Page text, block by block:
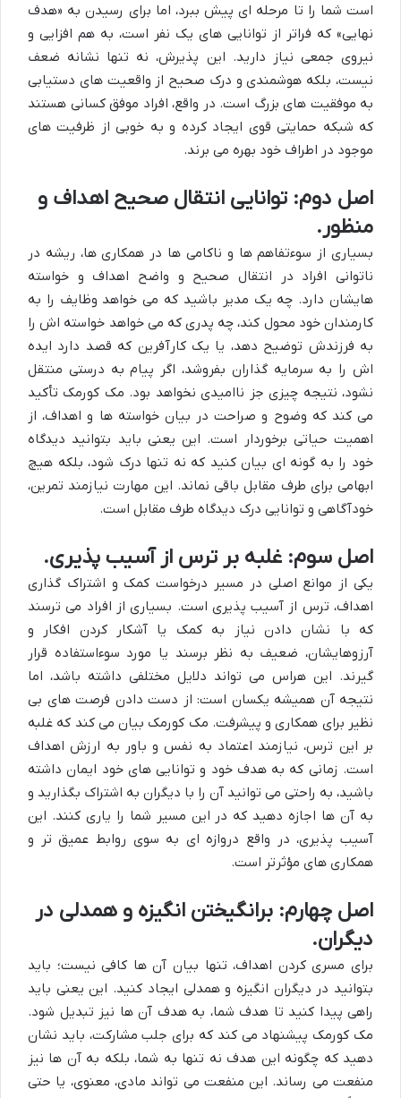
است شما را تا مرحله ای پیش ببرد، اما برای رسیدن به «هدف
نهایی» که فراتر از توانایی های یک نفر است، به هم افزایی و
نیروی جمعی نیاز دارید. این پذیرش، نه تنها نشانه ضعف
نیست، بلکه هوشمندی و درک صحیح از واقعیت های دستیابی
به موفقیت های بزرگ است. در واقع، افراد موفق کسانی هستند
که شبکه حمایتی قوی ایجاد کرده و به خوبی از ظرفیت های
موجود در اطراف خود بهره می برند.
اصل دوم: توانایی انتقال صحیح اهداف و
منظور.
بسیاری از سوءتفاهم ها و ناکامی ها در همکاری ها، ریشه در
ناتوانی افراد در انتقال صحیح و واضح اهداف و خواسته
هایشان دارد. چه یک مدیر باشید که می خواهد وظایف را به
کارمندان خود محول کند، چه پدری که می خواهد خواسته اش را
به فرزندش توضیح دهد، یا یک کارآفرین که قصد دارد ایده
اش را به سرمایه گذاران بفروشد، اگر پیام به درستی منتقل
نشود، نتیجه چیزی جز ناامیدی نخواهد بود. مک کورمک تأکید
می کند که وضوح و صراحت در بیان خواسته ها و اهداف، از
اهمیت حیاتی برخوردار است. این یعنی باید بتوانید دیدگاه
خود را به گونه ای بیان کنید که نه تنها درک شود، بلکه هیچ
ابهامی برای طرف مقابل باقی نماند. این مهارت نیازمند تمرین،
خودآگاهی و توانایی درک دیدگاه طرف مقابل است.
اصل سوم: غلبه بر ترس از آسیب پذیری.
یکی از موانع اصلی در مسیر درخواست کمک و اشتراک گذاری
اهداف، ترس از آسیب پذیری است. بسیاری از افراد می ترسند
که با نشان دادن نیاز به کمک یا آشکار کردن افکار و
آرزوهایشان، ضعیف به نظر برسند یا مورد سوءاستفاده قرار
گیرند. این هراس می تواند دلایل مختلفی داشته باشد، اما
نتیجه آن همیشه یکسان است: از دست دادن فرصت های بی
نظیر برای همکاری و پیشرفت. مک کورمک بیان می کند که غلبه
بر این ترس، نیازمند اعتماد به نفس و باور به ارزش اهداف
است. زمانی که به هدف خود و توانایی های خود ایمان داشته
باشید، به راحتی می توانید آن را با دیگران به اشتراک بگذارید و
به آن ها اجازه دهید که در این مسیر شما را یاری کنند. این
آسیب پذیری، در واقع دروازه ای به سوی روابط عمیق تر و
همکاری های مؤثرتر است.
اصل چهارم: برانگیختن انگیزه و همدلی در
دیگران.
برای مسری کردن اهداف، تنها بیان آن ها کافی نیست؛ باید
بتوانید در دیگران انگیزه و همدلی ایجاد کنید. این یعنی باید
راهی پیدا کنید تا هدف شما، به هدف آن ها نیز تبدیل شود.
مک کورمک پیشنهاد می کند که برای جلب مشارکت، باید نشان
دهید که چگونه این هدف نه تنها به شما، بلکه به آن ها نیز
منفعت می رساند. این منفعت می تواند مادی، معنوی، یا حتی